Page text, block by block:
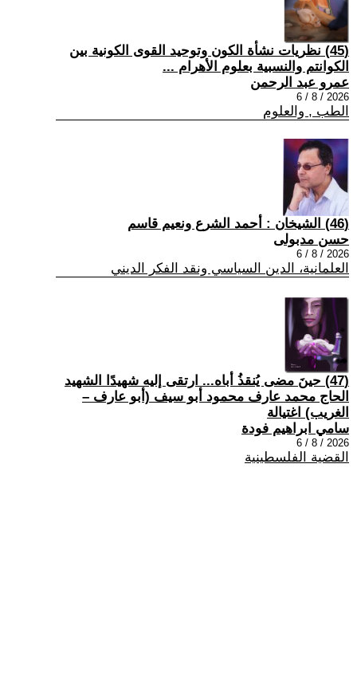
(45) نظريات نشأة الكون وتوحيد القوى الكونية بين
الكوانتم والنسبية بعلوم الأهرام ...
عمرو عبد الرحمن
2026 / 8 / 6
الطب , والعلوم
(46) الشيخان : أحمد الشرع ونعيم قاسم
حسن مدبولى
2026 / 8 / 6
العلمانية، الدين السياسي ونقد الفكر الديني
(47) حينَ مضى يُنقذُ أباه... ارتقى إليه شهيدًا الشهيد
الحاج محمد عارف محمود أبو سيف (أبو عارف –
الغريب) اغتيالة
سامي ابراهيم فودة
2026 / 8 / 6
القضية الفلسطينية